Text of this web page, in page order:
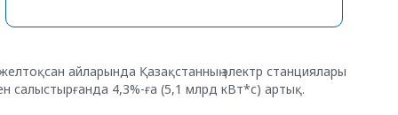
айларында Қазақстанның электр станциялары
салыстырғанда 4,3%-ға (5,1 млрд кВт*с) артық.